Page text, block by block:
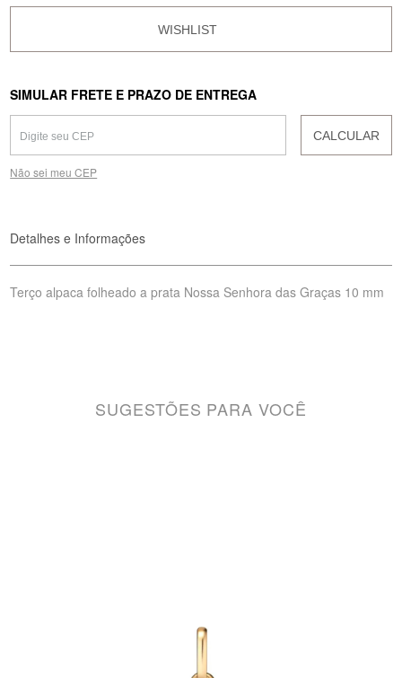
SIMULAR FRETE E PRAZO DE ENTREGA
CALCULAR
Não sei meu CEP
Detalhes e Informações
Terço alpaca folheado a prata Nossa Senhora das Graças 10 mm
SUGESTÕES PARA VOCÊ